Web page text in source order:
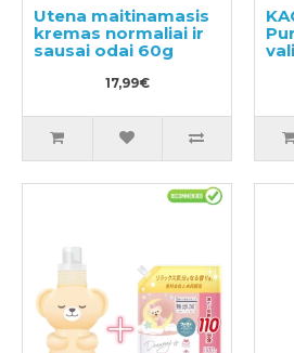
Utena maitinamasis
kremas normaliai ir
sausai odai 60g
17,99€